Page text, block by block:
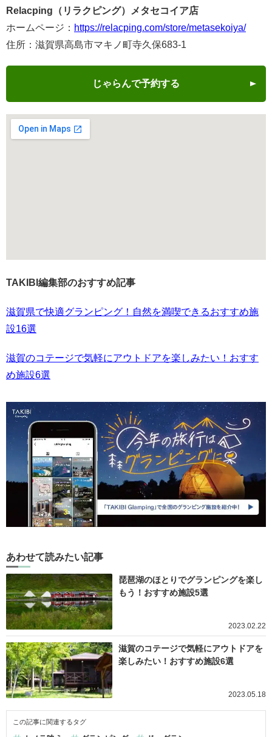
Relacping（リラクピング）メタセコイア店
ホームページ： https://relacping.com/store/metasekoiya/
住所：滋賀県高島市マキノ町寺久保683-1
じゃらんで予約する
TAKIBI編集部のおすすめ記事
滋賀県で快適グランピング！自然を満喫できるおすすめ施
設16選
滋賀のコテージで気軽にアウトドアを楽しみたい！おすす
め施設6選
あわせて読みたい記事
琵琶湖のほとりでグランピングを楽し
もう！おすすめ施設5選
2023.02.22
滋賀のコテージで気軽にアウトドアを
楽しみたい！おすすめ施設6選
2023.05.18
この記事に関連するタグ